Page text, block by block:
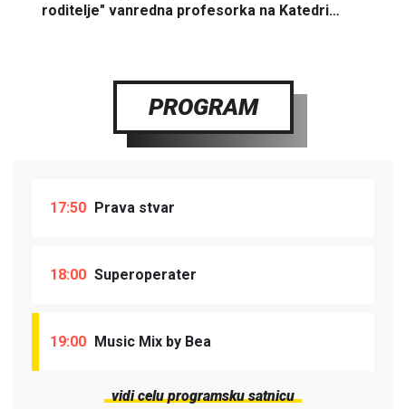
roditelje" vanredna profesorka na Katedri…
PROGRAM
17:50 Prava stvar
18:00 Superoperater
19:00 Music Mix by Bea
vidi celu programsku satnicu